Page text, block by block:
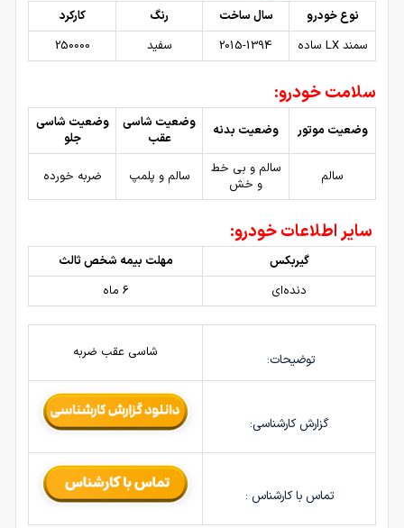
نوع خودرو سال ساخت رنگ
کارکرد
سمند LX ساده
2015-1394 سفید 250000
سلامت خودرو:
وضعیت موتور وضعیت بدنه
وضعیت شاسی
عقب
وضعیت شاسی
جلو
سالم
سالم و بی خط
و خش
سالم و پلمپ ضربه خورده
سایر اطلاعات خودرو:
گیربکس
مهلت بیمه شخص ثالث
دنده‌ای
6 ماه
توضیحات: شاسی عقب ضربه
گزارش کارشناسی:
تماس با کارشناس :